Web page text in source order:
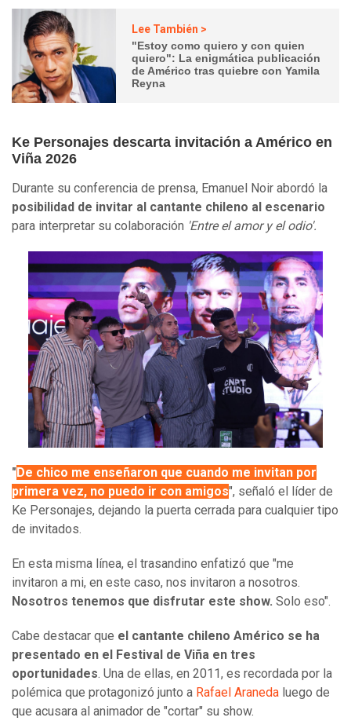
Lee También >
"Estoy como quiero y con quien
quiero": La enigmática publicación
de Américo tras quiebre con Yamila
Reyna
Ke Personajes descarta invitación a Américo en
Viña 2026
Durante su conferencia de prensa, Emanuel Noir abordó la
posibilidad de invitar al cantante chileno al escenario
para interpretar su colaboración 'Entre el amor y el odio'.
" De chico me enseñaron que cuando me invitan por
primera vez, no puedo ir con amigos", señaló el líder de
Ke Personajes, dejando la puerta cerrada para cualquier tipo
de invitados.
En esta misma línea, el trasandino enfatizó que "me
invitaron a mi, en este caso, nos invitaron a nosotros.
Nosotros tenemos que disfrutar este show. Solo eso".
Cabe destacar que el cantante chileno Américo se ha
presentado en el Festival de Viña en tres
oportunidades. Una de ellas, en 2011, es recordada por la
polémica que protagonizó junto a Rafael Araneda luego de
que acusara al animador de "cortar" su show.